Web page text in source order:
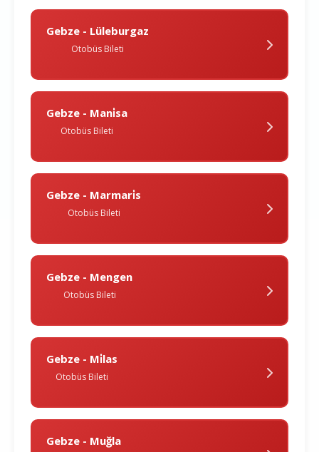
Gebze - Lüleburgaz
Otobüs Bileti
Gebze - Mani̇sa
Otobüs Bileti
Gebze - Marmari̇s
Otobüs Bileti
Gebze - Mengen
Otobüs Bileti
Gebze - Mi̇las
Otobüs Bileti
Gebze - Muğla